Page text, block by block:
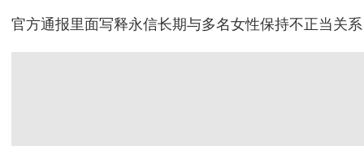
官方通报里面写释永信长期与多名女性保持不正当关